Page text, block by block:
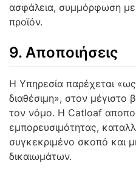
ασφάλεια, συμμόρφωση
προϊόν.
9. Αποποιήσεις
Η Υπηρεσία παρέχεται
διαθέσιμη», στον μέγιστο
τον νόμο. Η Catloaf
εμπορευσιμότητας,
συγκεκριμένο σκοπό και
δικαιωμάτων.